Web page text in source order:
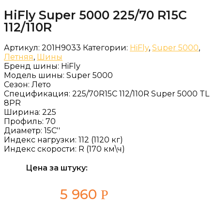
HiFly Super 5000 225/70 R15C
112/110R
Артикул: 201H9033 Категории: HiFly, Super 5000,
Летняя, Шины
Бренд шины: HiFly
Модель шины: Super 5000
Сезон: Лето
Спецификация: 225/70R15C 112/110R Super 5000 TL
8PR
Ширина: 225
Профиль: 70
Диаметр: 15C''
Индекс нагрузки: 112 (1120 кг)
Индекс скорости: R (170 км\ч)
Цена за штуку:
5 960 Р